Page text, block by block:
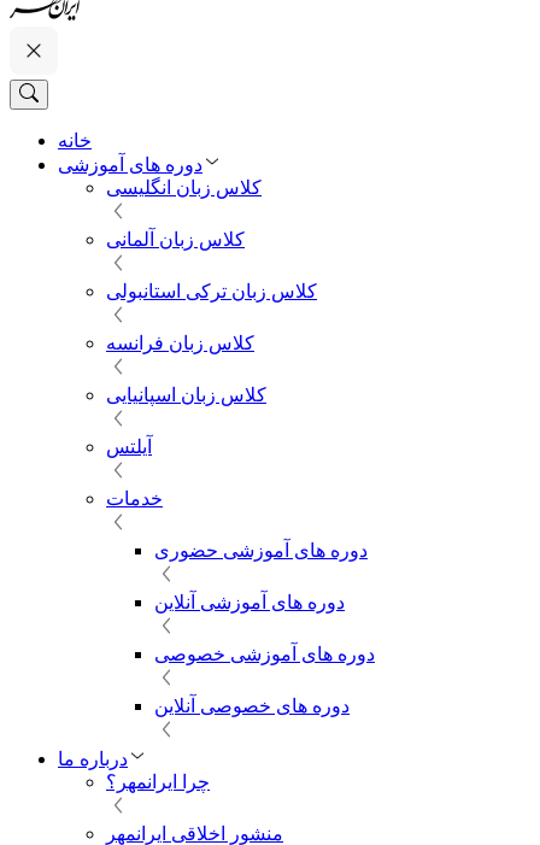
خانه
دوره های آموزشی
کلاس زبان انگلیسی
کلاس زبان آلمانی
کلاس زبان ترکی استانبولی
کلاس زبان فرانسه
کلاس زبان اسپانیایی
آیلتس
خدمات
دوره های آموزشی حضوری
دوره های آموزشی آنلاین
دوره های آموزشی خصوصی
دوره های خصوصی آنلاین
درباره ما
چرا ایرانمهر؟
منشور اخلاقی ایرانمهر